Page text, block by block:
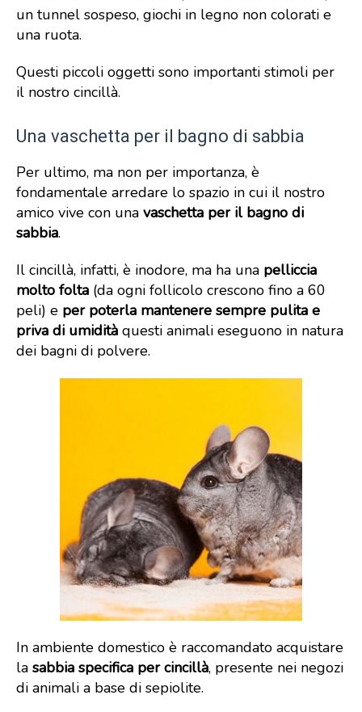
un tunnel sospeso, giochi in legno non colorati e
una ruota.
Questi piccoli oggetti sono importanti stimoli per
il nostro cincillà.
Una vaschetta per il bagno di sabbia
Per ultimo, ma non per importanza, è
fondamentale arredare lo spazio in cui il nostro
amico vive con una vaschetta per il bagno di
sabbia.
Il cincillà, infatti, è inodore, ma ha una pelliccia
molto folta (da ogni follicolo crescono fino a 60
peli) e per poterla mantenere sempre pulita e
priva di umidità questi animali eseguono in natura
dei bagni di polvere.
In ambiente domestico è raccomandato acquistare
la sabbia specifica per cincillà, presente nei negozi
di animali a base di sepiolite.